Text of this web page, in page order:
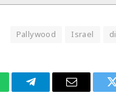
Israel
Pallywood
تويتر
البريد
تيلقرام